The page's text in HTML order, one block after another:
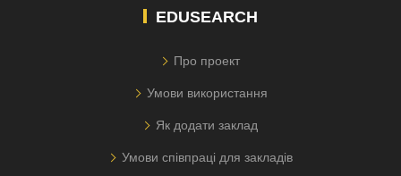
EDUSEARCH
Про проект
Умови використання
Як додати заклад
Умови співпраці для закладів